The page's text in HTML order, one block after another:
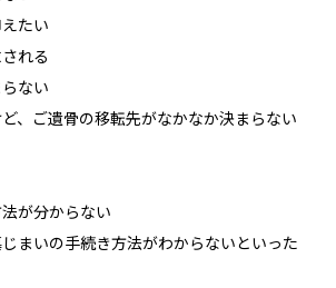
たい
れる
ない
、ご遺骨の移転先がなかなか決まらない
が分からない
まいの手続き方法がわからないといった